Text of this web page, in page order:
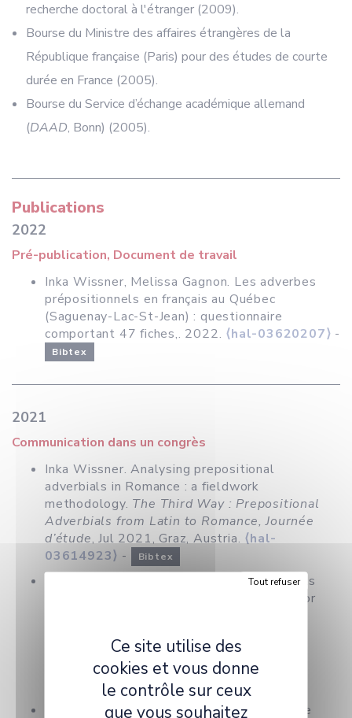
recherche doctoral à l'étranger (2009).
Bourse du Ministre des affaires étrangères de la
République française (Paris) pour des études de courte
durée en France (2005).
Bourse du Service d’échange académique allemand
(DAAD, Bonn) (2005).
Publications
2022
Pré-publication, Document de travail
Inka Wissner, Melissa Gagnon. Les adverbes
prépositionnels en français au Québec
(Saguenay-Lac-St-Jean) : questionnaire
comportant 47 fiches,. 2022. ⟨hal-03620207⟩ -
Bibtex
2021
Communication dans un congrès
Inka Wissner. Analysing prepositional
adverbials in Romance : a fieldwork
methodology. The Third Way : Prepositional
Adverbials from Latin to Romance, Journée
d’étude, Jul 2021, Graz, Austria. ⟨hal-
03614923⟩ - Bibtex
Inka Wissner, Alan Roy. Astrophysics meets
linguistics : a field research methodology for
Prepositional Adverbials from Latin to
Romance, Journée d’étude , Jul 2021, Graz,
⟨hal-03614955⟩ - Bibtex
Inka Wissner. Les adverbes de la ‘troisième
Ce site utilise des
cookies et vous donne
le contrôle sur ceux
que vous souhaitez
Tout refuser